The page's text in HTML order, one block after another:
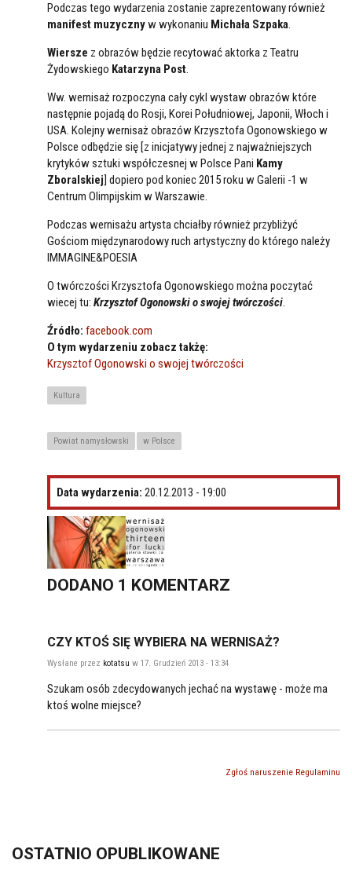
Podczas tego wydarzenia zostanie zaprezentowany również
manifest muzycznyw wykonaniu Michała Szpaka.
Wiersze z obrazów będzie recytować aktorka z Teatru
Żydowskiego Katarzyna Post.
Ww. wernisaż rozpoczyna cały cykl wystaw obrazów które
następnie pojadą do Rosji, Korei Południowej, Japonii, Włoch i
USA. Kolejny wernisaż obrazów Krzysztofa Ogonowskiego w
Polsce odbędzie się [z inicjatywy jednej z najważniejszych
krytyków sztuki współczesnej w Polsce Pani Kamy
Zboralskiej] dopiero pod koniec 2015 roku w Galerii -1 w
Centrum Olimpijskim w Warszawie.
Podczas wernisażu artysta chciałby również przybliżyć
Gościom międzynarodowy ruch artystyczny do którego należy
IMMAGINE&POESIA
O twórczości Krzysztofa Ogonowskiego można poczytać
wiecej tu: Krzysztof Ogonowski o swojej twórczości.
Źródło: facebook.com
O tym wydarzeniu zobacz takżę:
Krzysztof Ogonowski o swojej twórczości
Kultura
Powiat namysłowski w Polsce
Data wydarzenia: 20.12.2013 - 19:00
DODANO 1 KOMENTARZ
CZY KTOŚ SIĘ WYBIERA NA WERNISAŻ?
Wysłane przez kotatsu w 17. Grudzień 2013 - 13:34
Szukam osób zdecydowanych jechać na wystawę - może ma
ktoś wolne miejsce?
Zgłoś naruszenie Regulaminu
OSTATNIO OPUBLIKOWANE